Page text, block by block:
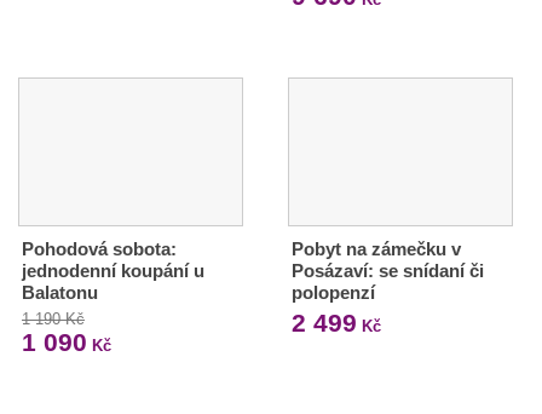
Pohodová sobota:
jednodenní koupání u
Balatonu
1 190 Kč
1 090 Kč
Pobyt na zámečku v
Posázaví: se snídaní či
polopenzí
2 499 Kč